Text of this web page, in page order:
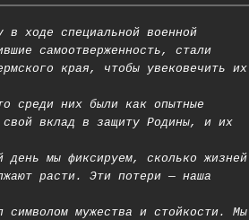
ходе специальной военной
самоотверженность, стали
края, чтобы увековечить их
среди них были как опытные
вклад в защиту Родины, и их
день мы фиксируем, сколько жизней
расти. Эти потери — наша
мужества и стойкости. Мы